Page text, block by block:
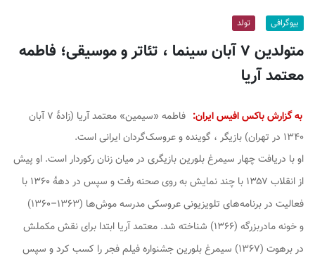
بیوگرافی تولد
متولدین ۷ آبان سینما ، تئاتر و موسیقی؛ فاطمه
معتمد آریا
به گزارش باکس افیس ایران:
فاطمه «سیمین» معتمد آریا (زادهٔ ۷ آبان
۱۳۴۰ در تهران) بازیگر ، گوینده و عروسک‌گردان ایرانی است.
او با دریافت چهار سیمرغ بلورین بازیگری در میان زنان رکوردار است. او پیش
از انقلاب ۱۳۵۷ با چند نمایش به روی صحنه رفت و سپس در دههٔ ۱۳۶۰ با
فعالیت در برنامه‌های تلویزیونی عروسکیمدرسه موش‌ها
(۱۳۶۳–۱۳۶۰)
وخونه مادربزرگه
(۱۳۶۶) شناخته شد. معتمد آریا ابتدا برای نقش مکملش
دربرهوت
(۱۳۶۷) سیمرغ بلورین جشنواره فیلم فجر را کسب کرد و سپس